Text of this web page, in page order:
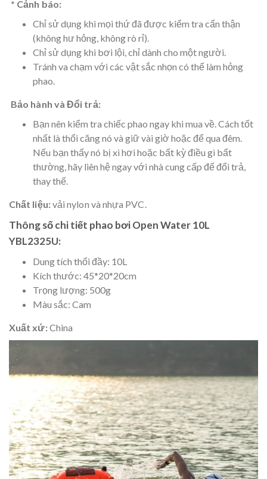
* Cảnh báo:
Chỉ sử dụng khi mọi thứ đã được kiểm tra cẩn thận
(không hư hỏng, không rò rỉ).
Chỉ sử dụng khi bơi lội, chỉ dành cho một người.
Tránh va chạm với các vật sắc nhọn có thể làm hỏng
phao.
Bảo hành và Đổi trả:
Bạn nên kiểm tra chiếc phao ngay khi mua về. Cách tốt
nhất là thổi căng nó và giữ vài giờ hoặc để qua đêm.
Nếu bạn thấy nó bị xì hơi hoặc bất kỳ điều gì bất
thường, hãy liên hệ ngay với nhà cung cấp để đổi trả,
thay thế.
Chất liệu:vải nylon và nhựa PVC.
Thông số chi tiết phao bơi Open Water 10L
YBL2325U:
Dung tích thổi đầy: 10L
Kích thước: 45*20*20cm
Trọng lượng: 500g
Màu sắc: Cam
Xuất xứ:China